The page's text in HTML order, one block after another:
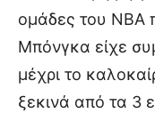
ομάδες του NBA
Μπόνγκα είχε
μέχρι το
ξεκινά από τα 3